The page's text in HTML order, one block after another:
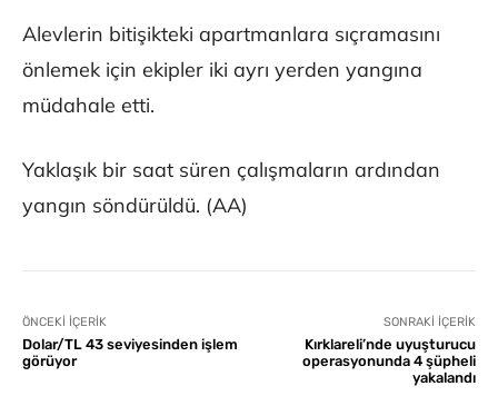
Alevlerin bitişikteki apartmanlara sıçramasını
önlemek için ekipler iki ayrı yerden yangına
müdahale etti.
Yaklaşık bir saat süren çalışmaların ardından
yangın söndürüldü. (AA)
ÖNCEKI İÇERIK
Dolar/TL 43 seviyesinden işlem
görüyor
SONRAKI İÇERIK
Kırklareli’nde uyuşturucu
operasyonunda 4 şüpheli
yakalandı